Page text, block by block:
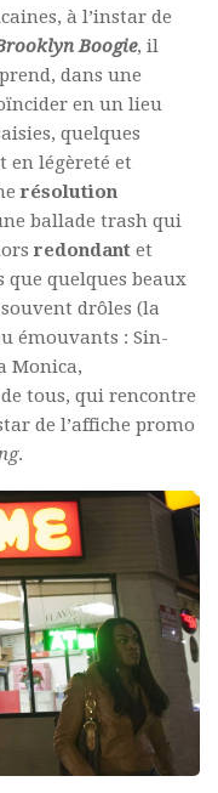
à l’instar de
Boogie, il
dans une
en un lieu
quelques
en légèreté et
résolution
ballade trash qui
redondant et
que quelques beaux
drôles (la
émouvants : Sin-
Monica,
tous, qui rencontre
de l’affiche promo
.